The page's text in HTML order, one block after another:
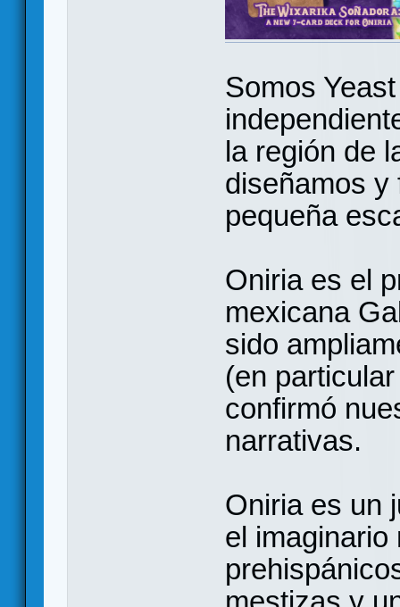
Somos
la región de
diseñamos y
pequeña
Oniria es el
mexicana
sido
(en
confirmó
narrativas.
Oniria es un
el imaginario